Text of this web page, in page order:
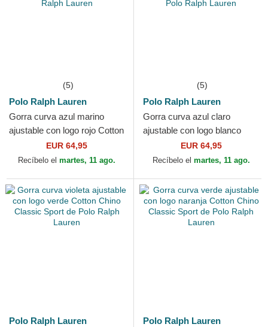
(5)
Polo Ralph Lauren
Gorra curva azul marino
ajustable con logo rojo Cotton
Chino Classic Sport de Polo
Ralph Lauren
EUR 64,95
Recíbelo el martes, 11 ago.
(5)
Polo Ralph Lauren
Gorra curva azul claro
ajustable con logo blanco
Cotton Chino Classic Sport
de Polo Ralph Lauren
EUR 64,95
Recíbelo el martes, 11 ago.
Polo Ralph Lauren
Polo Ralph Lauren